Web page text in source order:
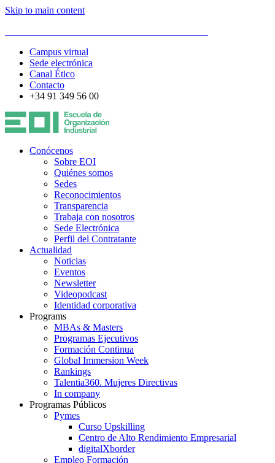
Skip to main content
Campus virtual
Sede electrónica
Canal Ético
Contacto
+34 91 349 56 00
Conócenos
Sobre EOI
Quiénes somos
Sedes
Reconocimientos
Transparencia
Trabaja con nosotros
Sede Electrónica
Perfil del Contratante
Actualidad
Noticias
Eventos
Newsletter
Videopodcast
Identidad corporativa
Programs
MBAs & Masters
Programas Ejecutivos
Formación Continua
Global Immersion Week
Rankings
Talentia360. Mujeres Directivas
In company
Programas Públicos
Pymes
Curso Upskilling
Centro de Alto Rendimiento Empresarial
digitalXborder
Empleo Formación